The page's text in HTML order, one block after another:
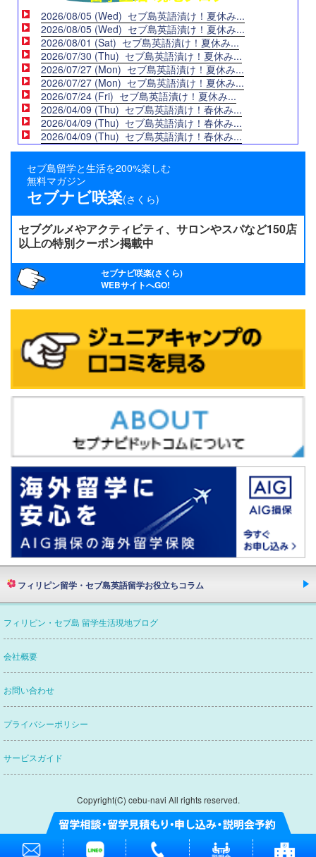
2026/08/05 (Wed) セブ島英語漬け！夏休み...
2026/08/05 (Wed) セブ島英語漬け！夏休み...
2026/08/01 (Sat) セブ島英語漬け！夏休み...
2026/07/30 (Thu) セブ島英語漬け！夏休み...
2026/07/27 (Mon) セブ島英語漬け！夏休み...
2026/07/27 (Mon) セブ島英語漬け！夏休み...
2026/07/24 (Fri) セブ島英語漬け！夏休み...
2026/04/09 (Thu) セブ島英語漬け！春休み...
2026/04/09 (Thu) セブ島英語漬け！春休み...
2026/04/09 (Thu) セブ島英語漬け！春休み...
セブ島留学と生活を200%楽しむ
無料マガジン
セブナビ咲楽(さくら)
セブグルメやアクティビティ、サロンやスパなど150店
以上の特別クーポン掲載中
セブナビ咲楽(さくら)
WEBサイトへGO!
フィリピン留学・セブ島英語留学お役立ちコラム
セブ島留学英語の質とフィリピン人講師の本当
留学エージェントってどんな会社？
セブナビがおすすめなわけ
セブナビがつぶやく
賢い留学エージェントの選び方
フィリピン・セブ島英語留学
フィリピン・セブ島英語留学
持ち物リスト
フィリピン・セブ島での通信を出来るだけ快適に!！
フィリピン・セブ島での携帯電話の使用・購入方法
フィリピン・セブ島でのポケット
Wi-Fiの使用・購入方法
フィリピン・セブ島 留学生活現地ブログ
会社概要
お問い合わせ
プライバシーポリシー
サービスガイド
Copyright(C) cebu-navi All rights reserved.